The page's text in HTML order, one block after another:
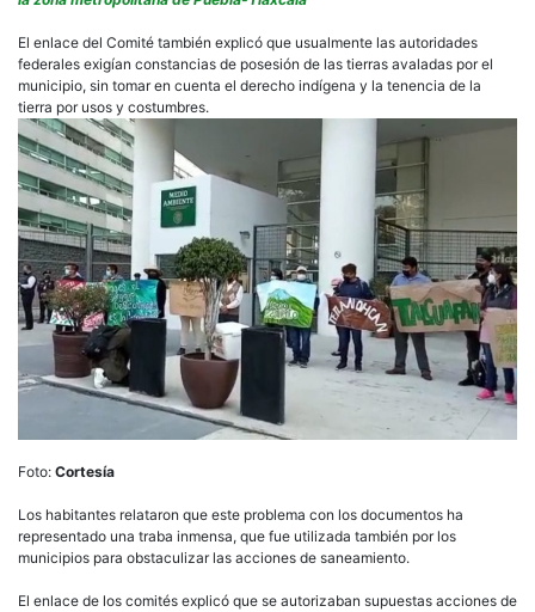
El enlace del Comité también explicó que usualmente las autoridades
federales exigían constancias de posesión de las tierras avaladas por el
municipio, sin tomar en cuenta el derecho indígena y la tenencia de la
tierra por usos y costumbres.
Foto: Cortesía
Los habitantes relataron que este problema con los documentos ha
representado una traba inmensa, que fue utilizada también por los
municipios para obstaculizar las acciones de saneamiento.
El enlace de los comités explicó que se autorizaban supuestas acciones de